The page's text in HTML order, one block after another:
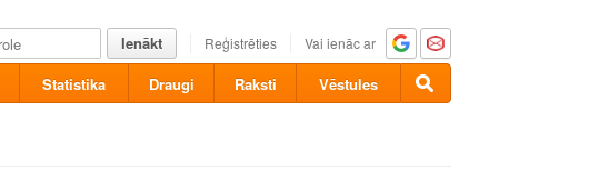
Ienākt Reģistrēties Vai ienāc ar
Statistika Draugi Raksti Vēstules